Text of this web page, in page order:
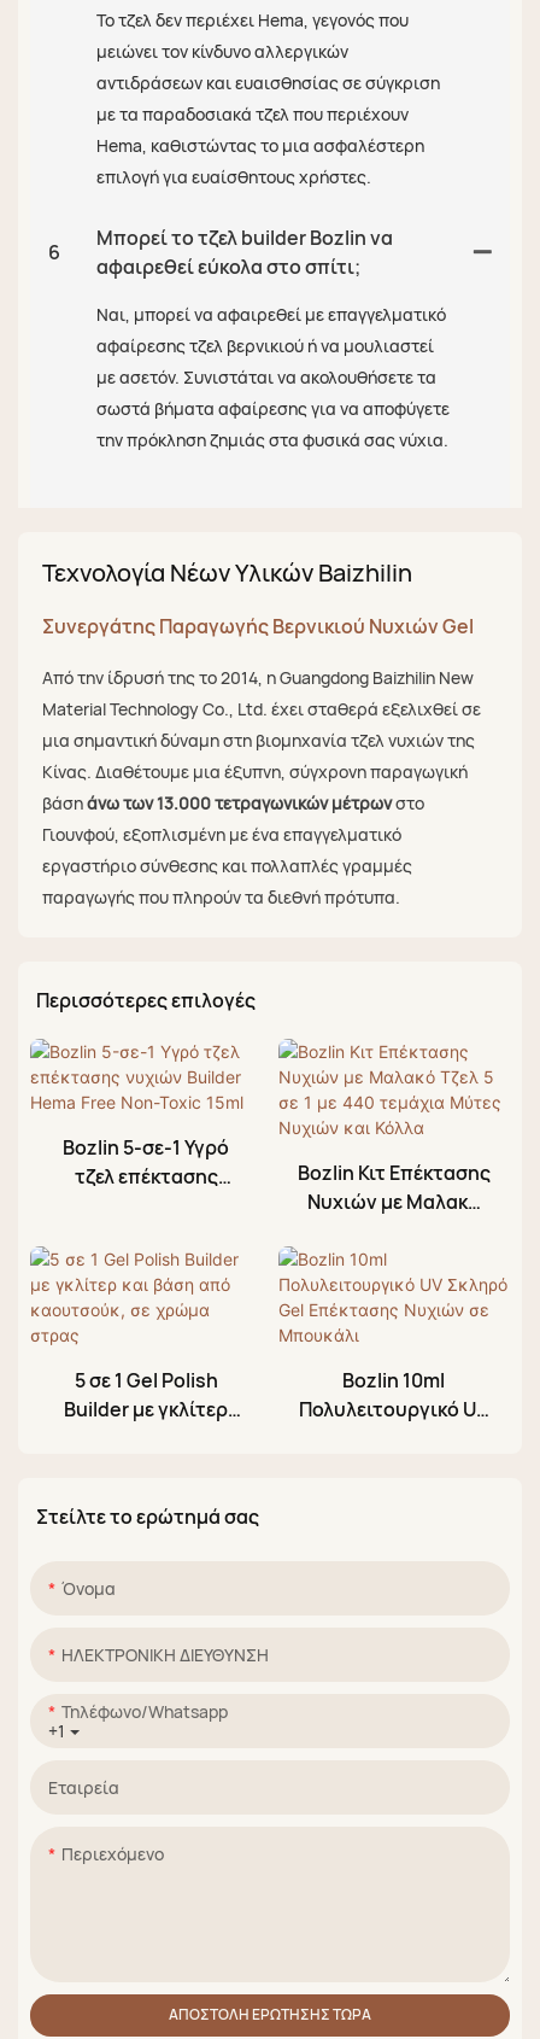
Το τζελ δεν περιέχει Hema, γεγονός που
μειώνει τον κίνδυνο αλλεργικών
αντιδράσεων και ευαισθησίας σε σύγκριση
με τα παραδοσιακά τζελ που περιέχουν
Hema, καθιστώντας το μια ασφαλέστερη
επιλογή για ευαίσθητους χρήστες.
6
Μπορεί το τζελ builder Bozlin να
αφαιρεθεί εύκολα στο σπίτι;
Ναι, μπορεί να αφαιρεθεί με επαγγελματικό
αφαίρεσης τζελ βερνικιού ή να μουλιαστεί
με ασετόν. Συνιστάται να ακολουθήσετε τα
σωστά βήματα αφαίρεσης για να αποφύγετε
την πρόκληση ζημιάς στα φυσικά σας νύχια.
Τεχνολογία Νέων Υλικών Baizhilin
Συνεργάτης Παραγωγής Βερνικιού Νυχιών Gel
Από την ίδρυσή της το 2014, η Guangdong Baizhilin New
Material Technology Co., Ltd. έχει σταθερά εξελιχθεί σε
μια σημαντική δύναμη στη βιομηχανία τζελ νυχιών της
Κίνας. Διαθέτουμε μια έξυπνη, σύγχρονη παραγωγική
βάσηάνω των 13.000 τετραγωνικών μέτρωνστο
Γιουνφού, εξοπλισμένη με ένα επαγγελματικό
εργαστήριο σύνθεσης και πολλαπλές γραμμές
παραγωγής που πληρούν τα διεθνή πρότυπα.
Περισσότερες επιλογές
Bozlin 5-σε-1 Υγρό
τζελ επέκτασης
Bozlin Κιτ Επέκτασης
Νυχιών με Μαλακό
τεμάχια Μύτες
Νυχιών και Κόλλα
5 σε 1 Gel Polish
Builder με γκλίτερ
Bozlin 10ml
Πολυλειτουργικό UV
Στείλτε το ερώτημά σας
Όνομα
ΗΛΕΚΤΡΟΝΙΚΗ ΔΙΕΥΘΥΝΣΗ
+1
Τηλέφωνο/whatsapp
Εταιρεία
Περιεχόμενο
ΑΠΟΣΤΟΛΉ ΕΡΏΤΗΣΗΣ ΤΏΡΑ